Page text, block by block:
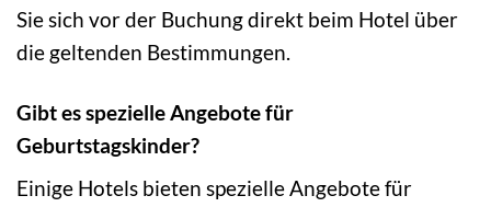
Sie sich vor der Buchung direkt beim Hotel über
die geltenden Bestimmungen.
Gibt es spezielle Angebote für
Geburtstagskinder?
Einige Hotels bieten spezielle Angebote für